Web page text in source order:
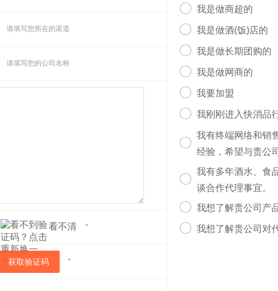
请填写您所在的渠道
请填写您的公司名称
看不清 *
获取验证码 *
 我是做商超的
 我是做酒(饭)店的
 我是做长期团购的
 我是做网商的
 我要加盟
 我刚刚进入快消品

我有终端网络和销
经验，希望与贵公

我有多年酒水、食
谈合作代理事宜。
 我想了解贵公司产
 我想了解贵公司对